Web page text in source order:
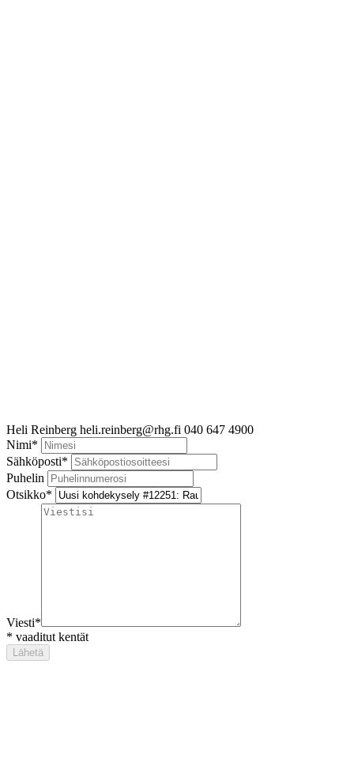
Heli Reinberg heli.reinberg@rhg.fi 040 647 4900
Nimi*
Sähköposti*
Puhelin
Otsikko*
Viesti*
* vaaditut kentät